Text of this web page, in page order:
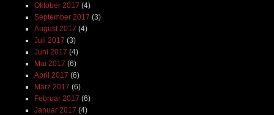
Oktober 2017 (4)
September 2017 (3)
August 2017 (4)
Juli 2017 (3)
Juni 2017 (4)
Mai 2017 (6)
April 2017 (6)
März 2017 (6)
Februar 2017 (6)
Januar 2017 (4)